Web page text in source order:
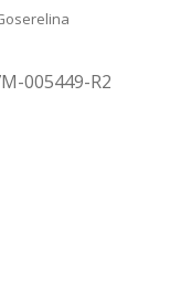
005449-R2